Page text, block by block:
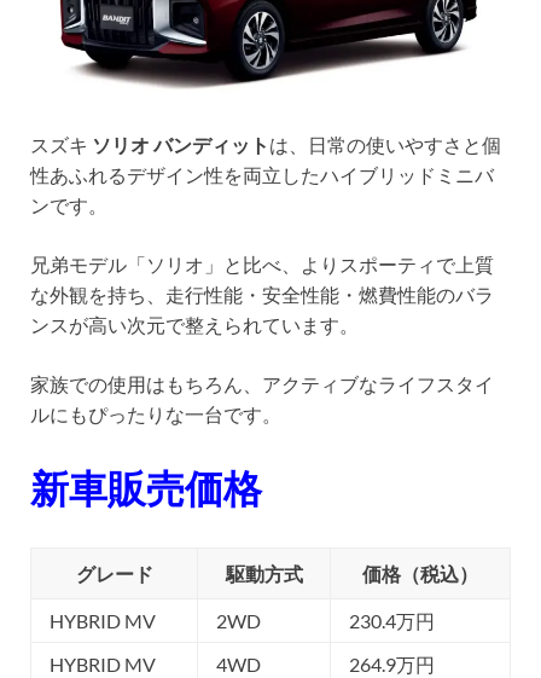
スズキ ソリオ バンディット は、日常の使いやすさと個
性あふれるデザイン性を両立したハイブリッドミニバ
ンです。
兄弟モデル「ソリオ」と比べ、よりスポーティで上質
な外観を持ち、走行性能・安全性能・燃費性能のバラ
ンスが高い次元で整えられています。
家族での使用はもちろん、アクティブなライフスタイ
ルにもぴったりな一台です。
新車販売価格
グレード 駆動方式 価格（税込）
HYBRID MV 2WD
230.4万円
HYBRID MV
4WD 264.9万円